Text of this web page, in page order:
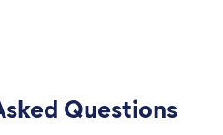
Questions